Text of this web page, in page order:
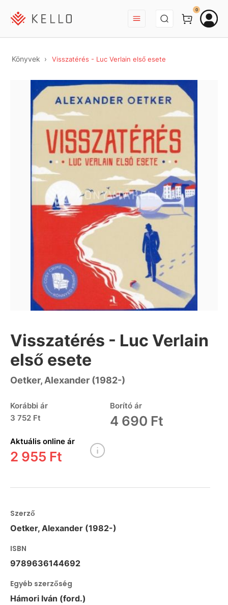
BEJELENTKEZÉS
0
Könyvek Visszatérés - Luc Verlain első esete
Visszatérés - Luc Verlain
első esete
Oetker, Alexander (1982-)
Korábbi ár
3 752 Ft
Borító ár
4 690 Ft
Aktuális online ár
2 955 Ft
Szerző
Oetker, Alexander (1982-)
ISBN
9789636144692
Egyéb szerzőség
Hámori Iván (ford.)